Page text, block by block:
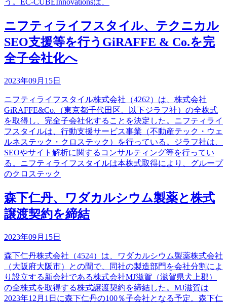
ニフティライフスタイル、テクニカル
SEO支援等を行うGiRAFFE & Co.を完
全子会社化へ
2023年09月15日
ニフティライフスタイル株式会社（4262）は、株式会社
GiRAFFE&Co.（東京都千代田区、以下ジラフ社）の全株式
を取得し、完全子会社化することを決定した。ニフティライ
フスタイルは、行動支援サービス事業（不動産テック・ウェ
ルネステック・クロステック）を行っている。ジラフ社は、
SEOやサイト解析に関するコンサルティング等を行ってい
る。ニフティライフスタイルは本株式取得により、グループ
のクロステック
森下仁丹、ワダカルシウム製薬と株式
譲渡契約を締結
2023年09月15日
森下仁丹株式会社（4524）は、ワダカルシウム製薬株式会社
（大阪府大阪市）との間で、同社の製造部門を会社分割によ
り設立する新会社である株式会社MJ滋賀（滋賀県犬上郡）
の全株式を取得する株式譲渡契約を締結した。MJ滋賀は
2023年12月1日に森下仁丹の100％子会社となる予定。森下仁